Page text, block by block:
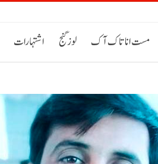
اشتہارات لوز گنج مست انا تاک آک